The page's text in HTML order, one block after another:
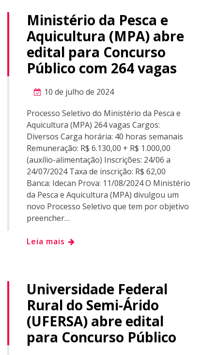
Ministério da Pesca e
Aquicultura (MPA) abre
edital para Concurso
Público com 264 vagas
10 de julho de 2024
Processo Seletivo do Ministério da Pesca e
Aquicultura (MPA) 264 vagas Cargos:
Diversos Carga horária: 40 horas semanais
Remuneração: R$ 6.130,00 + R$ 1.000,00
(auxílio-alimentação) Inscrições: 24/06 a
24/07/2024 Taxa de inscrição: R$ 62,00
Banca: Idecan Prova: 11/08/2024 O Ministério
da Pesca e Aquicultura (MPA) divulgou um
novo Processo Seletivo que tem por objetivo
preencher…
Leia mais
Universidade Federal
Rural do Semi-Árido
(UFERSA) abre edital
para Concurso Público